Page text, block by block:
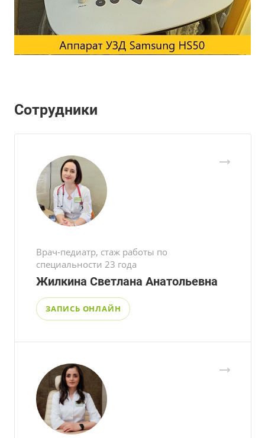
Сотрудники
Врач-педиатр, стаж работы по
специальности 23 года
Жилкина Светлана Анатольевна
ЗАПИСЬ ОНЛАЙН